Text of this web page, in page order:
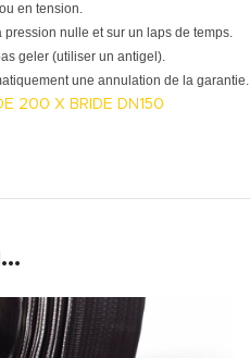
en tension.
nulle et sur un laps de temps.
geler (utiliser un antigel).
une annulation de la garantie.
200 X BRIDE DN150